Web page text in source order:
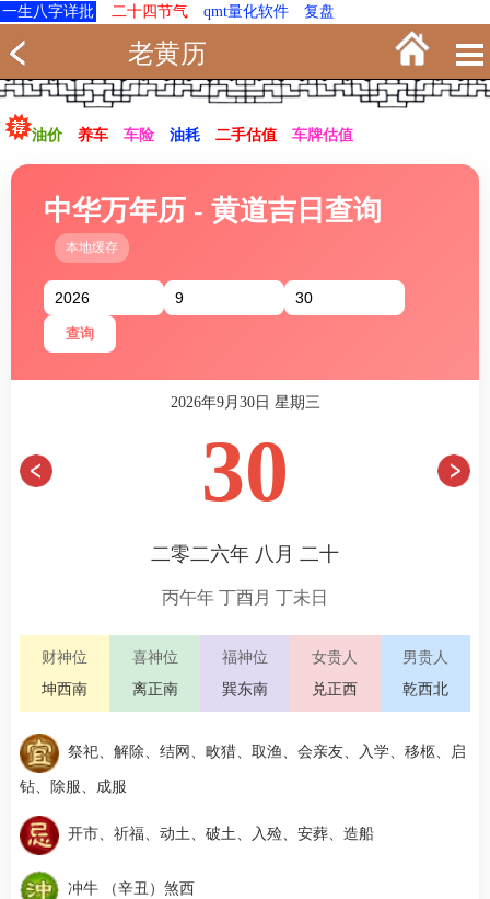
一生八字详批 二十四节气 qmt量化软件 复盘
老黄历
油价 养车 车险 油耗 二手估值 车牌估值
中华万年历 - 黄道吉日查询
本地缓存
查询
2026年9月30日 星期三
30
二零二六年 八月 二十
丙午年 丁酉月 丁未日
财神位
坤西南
喜神位
离正南
福神位
巽东南
女贵人
兑正西
男贵人
乾西北
祭祀、解除、结网、畋猎、取渔、会亲友、入学、移柩、启
钻、除服、成服
开市、祈福、动土、破土、入殓、安葬、造船
冲牛 （辛丑）煞西